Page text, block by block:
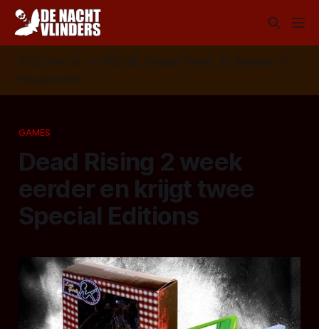
Volg ons op: 📣 RSS 📰 Google News 🦋 Bluesky
✉️
Nieuwsbrief
GAMES
Dead Rising 2 week
eerder en krijgt twee
Special Editions